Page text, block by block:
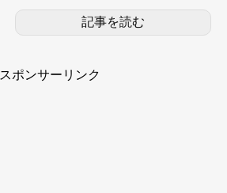
記事を読む
スポンサーリンク